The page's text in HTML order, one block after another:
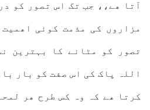
آتا ھے،، جب تک اس تصور کو
مزاروں کی مذمت کوئی
تصور کو مٹانے کا بہترین
اللہ پاک کی اس صفت کو بار
کرتا ھے کہ وہ کس طرح ھر